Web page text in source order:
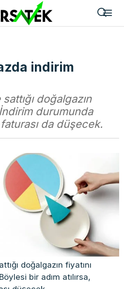
indirim
doğalgazın
durumunda
da düşecek.
doğalgazın fiyatını
bir adım atılırsa,